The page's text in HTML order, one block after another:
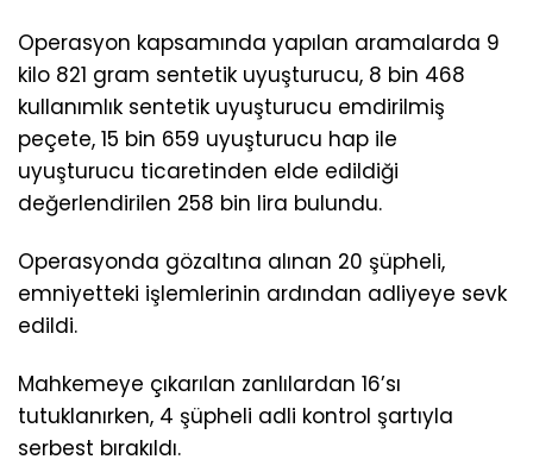
Operasyon kapsamında yapılan aramalarda 9
kilo 821 gram sentetik uyuşturucu, 8 bin 468
kullanımlık sentetik uyuşturucu emdirilmiş
peçete, 15 bin 659 uyuşturucu hap ile
uyuşturucu ticaretinden elde edildiği
değerlendirilen 258 bin lira bulundu.
Operasyonda gözaltına alınan 20 şüpheli,
emniyetteki işlemlerinin ardından adliyeye sevk
edildi.
Mahkemeye çıkarılan zanlılardan 16’sı
tutuklanırken, 4 şüpheli adli kontrol şartıyla
serbest bırakıldı.